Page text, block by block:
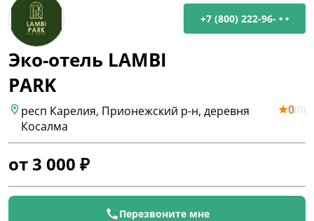
+7 (800) 222-96- • •
Эко-отель LAMBI
PARK
респ Карелия, Прионежский р-н, деревня
Косалма
0(0)
от 3 000 ₽
Перезвоните мне